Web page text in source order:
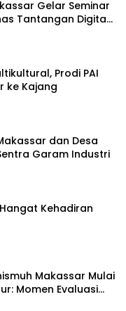
Gelar Seminar
Tantangan Digital
Prodi PAI
ke Kajang
dan Desa
Garam Industri
Kehadiran
Makassar Mulai
Momen Evaluasi